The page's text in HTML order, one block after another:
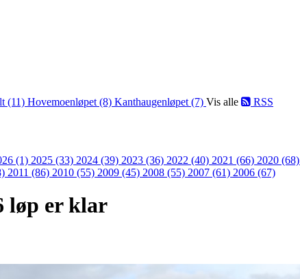
(11) Hovemoenløpet (8) Kanthaugenløpet (7) Vis alle RSS
(1) 2025 (33) 2024 (39) 2023 (36) 2022 (40) 2021 (66) 2020 (68)
2011 (86) 2010 (55) 2009 (45) 2008 (55) 2007 (61) 2006 (67)
løp er klar